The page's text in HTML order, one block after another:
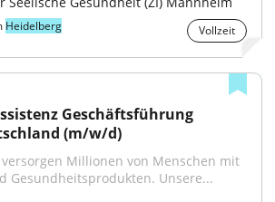
Heidelberg Vollzeit
Geschäftsführung
(m/w/d)
versorgen Millionen von Menschen mit
Gesundheitsprodukten. Unsere...